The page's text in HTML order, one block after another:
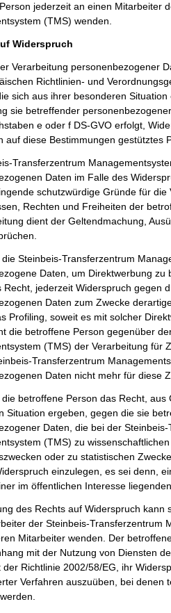
jederzeit an einen Mitarbeiter
(TMS) wenden.
Widerspruch
Verarbeitung personenbezogener
Richtlinien- und
sich aus ihrer besonderen
sie betreffender
e oder f DS-GVO erfolgt,
auf diese Bestimmungen gestütztes
Transferzentrum
Daten im Falle des
schutzwürdige Gründe für
Rechten und Freiheiten der
dient der Geltendmachung,
Steinbeis-Transferzentrum
Daten, um Direktwerbung
Recht, jederzeit Widerspruch gegen
Daten zum Zwecke
Profiling, soweit es mit solcher
die betroffene Person gegenüber
(TMS) der Verarbeitung für
Transferzentrum
Daten nicht mehr für diese
betroffene Person das Recht, aus
Situation ergeben, gegen die sie
Daten, die bei der
(TMS) zu
oder zu statistischen
einzulegen, es sei denn,
im öffentlichen Interesse
des Rechts auf Widerspruch kann
der Steinbeis-Transferzentrum
Mitarbeiter wenden. Der
mit der Nutzung von Diensten
der Richtlinie 2002/58/EG, ihr
Verfahren auszuüben, bei denen